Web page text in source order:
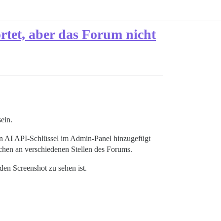
aber das Forum nicht
AI API-Schlüssel im Admin-Panel hinzugefügt
an verschiedenen Stellen des Forums.
Screenshot zu sehen ist.